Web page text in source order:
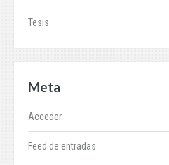
Tesis
Meta
Acceder
Feed de entradas